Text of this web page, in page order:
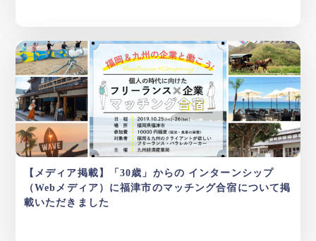
【メディア掲載】「30歳」からの インターンシップ
（Webメディア）に福津市のマッチング合宿について掲
載いただきました